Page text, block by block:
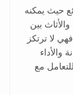
حيث يمكنه
بين
لا ترتكز
والأداء
مع